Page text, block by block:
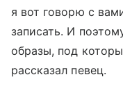
я вот говорю с
записать. И
образы, под
рассказал певец.